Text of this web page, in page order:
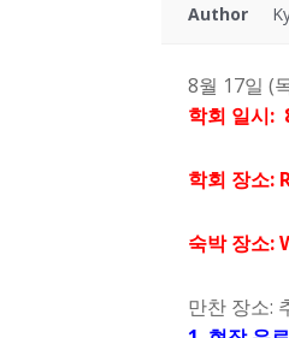
Author
8월 17일 (
학회 일시:
학회 장소:
숙박 장소:
만찬 장소: